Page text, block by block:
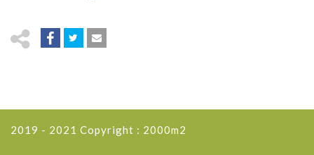
2019 - 2021 Copyright : 2000m2